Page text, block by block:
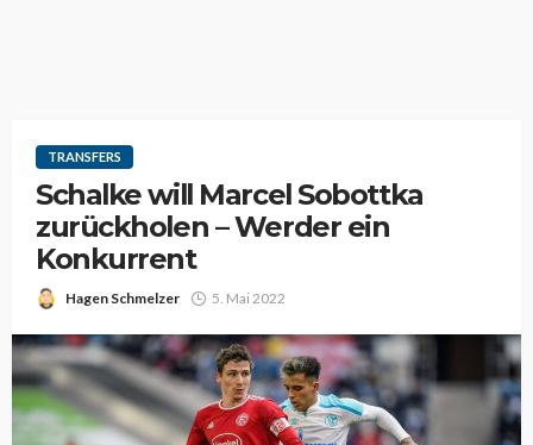
TRANSFERS
Schalke will Marcel Sobottka
zurückholen – Werder ein
Konkurrent
Hagen Schmelzer 5. Mai 2022